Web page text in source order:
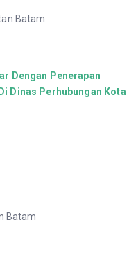
Batam
Dengan Penerapan
Dinas Perhubungan Kota
Batam